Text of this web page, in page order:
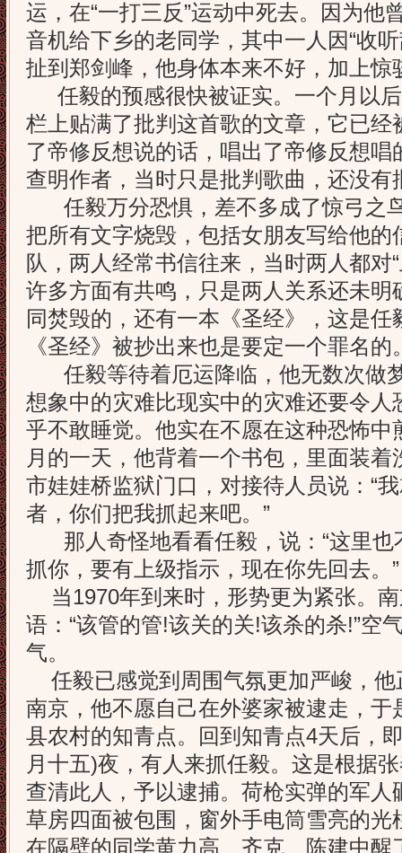
运，在“一打三反”运动中死去。因为他
音机给下乡的老同学，其中一人因“收
扯到郑剑峰，他身体本来不好，加上惊
任毅的预感很快被证实。一个月以
栏上贴满了批判这首歌的文章，它已经
了帝修反想说的话，唱出了帝修反想唱
查明作者，当时只是批判歌曲，还没有
任毅万分恐惧，差不多成了惊弓之
把所有文字烧毁，包括女朋友写给他
队，两人经常书信往来，当时两人都对
许多方面有共鸣，只是两人关系还未明
同焚毁的，还有一本《圣经》，这是
《圣经》被抄出来也是要定一个罪名的
任毅等待着厄运降临，他无数次做
想象中的灾难比现实中的灾难还要令人
乎不敢睡觉。他实在不愿在这种恐怖中
月的一天，他背着一个书包，里面装
市娃娃桥监狱门口，对接待人员说：“
者，你们把我抓起来吧。”
那人奇怪地看看任毅，说：“这里也
抓你，要有上级指示，现在你先回去。”
当1970年到来时，形势更为紧张。
语：“该管的管!该关的关!该杀的杀!”空
气。
任毅已感觉到周围气氛更加严峻，他
南京，他不愿自己在外婆家被逮走，于
县农村的知青点。回到知青点4天后，
月十五)夜，有人来抓任毅。这是根据
查清此人，予以逮捕。荷枪实弹的军人
草房四面被包围，窗外手电筒雪亮的光
在隔壁的同学黄力高、齐克、陈建中醒